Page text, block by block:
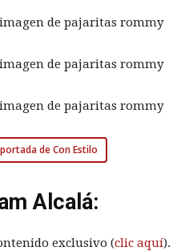
de Con Estilo
Alcalá:
exclusivo (clic aquí).